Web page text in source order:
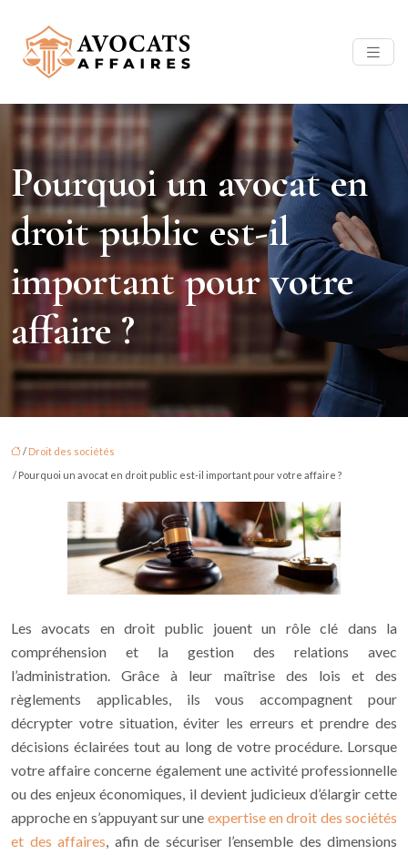
Pourquoi un avocat en
droit public est-il
important pour votre
affaire ?
/ Droit des sociétés
/ Pourquoi un avocat en droit public est-il important pour votre affaire ?
Les avocats en droit public jouent un rôle clé dans la
compréhension et la gestion des relations avec
l’administration. Grâce à leur maîtrise des lois et des
règlements applicables, ils vous accompagnent pour
décrypter votre situation, éviter les erreurs et prendre des
décisions éclairées tout au long de votre procédure.Lorsque
votre affaire concerne également une activité professionnelle
ou des enjeux économiques, il devient judicieux d’élargir cette
approche en s’appuyant sur une expertise en droit des sociétés
et des affaires, afin de sécuriser l’ensemble des dimensions